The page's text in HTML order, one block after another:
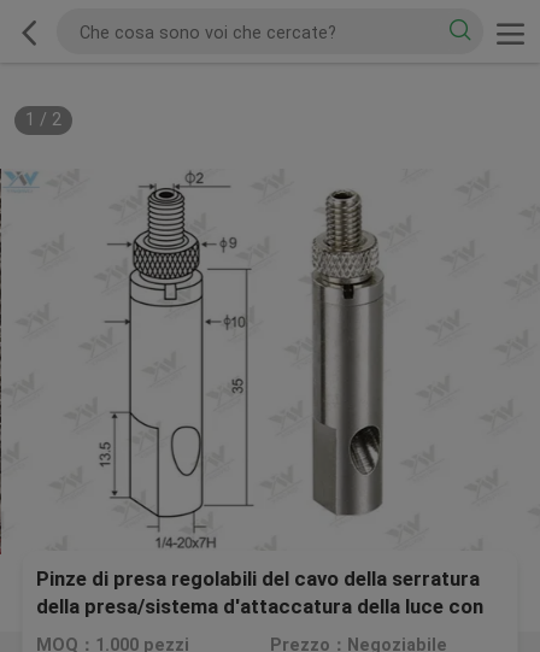
1 / 2
Pinze di presa regolabili del cavo della serratura
della presa/sistema d'attaccatura della luce con
la serratura di sicurezza
MOQ：1.000 pezzi Prezzo：Negoziabile